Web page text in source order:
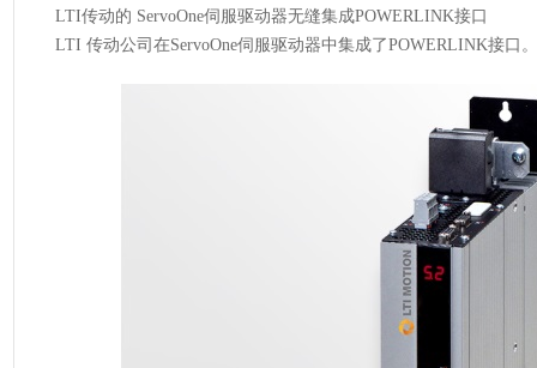
LTI传动的 ServoOne伺服驱动器无缝集成POWERLINK接口
LTI 传动公司在ServoOne伺服驱动器中集成了POWERLINK接口